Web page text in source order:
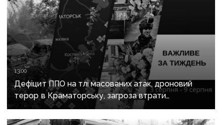
13:00
Дефіцит ППО на тлі масованих атак, дроновий
терор в Краматорську, загроза втрати
Костянтинівки та прощання з Олексієм Юковим:
важливе за тиждень